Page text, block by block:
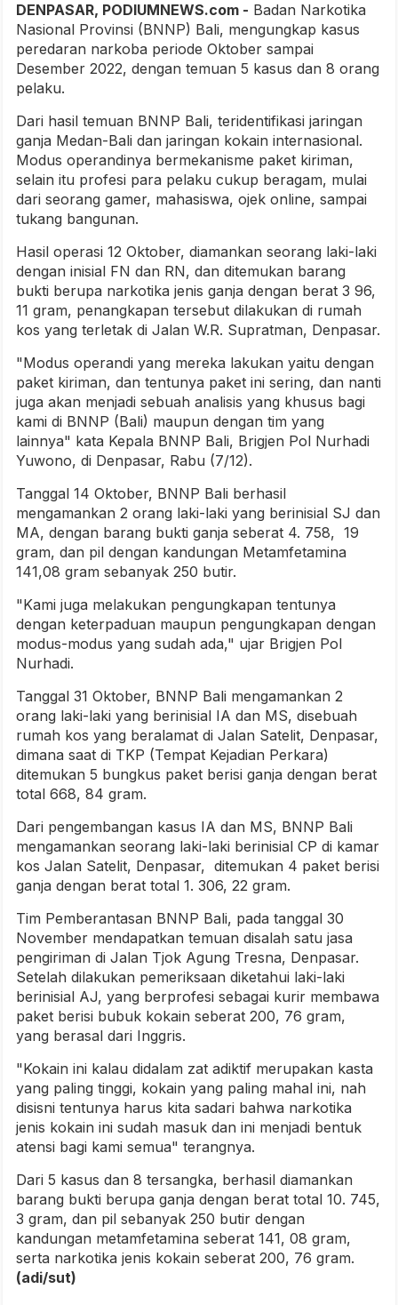
DENPASAR, PODIUMNEWS.com - Badan Narkotika
Nasional Provinsi (BNNP) Bali, mengungkap kasus
peredaran narkoba periode Oktober sampai
Desember 2022, dengan temuan 5 kasus dan 8 orang
pelaku.
Dari hasil temuan BNNP Bali, teridentifikasi jaringan
ganja Medan-Bali dan jaringan kokain internasional.
Modus operandinya bermekanisme paket kiriman,
selain itu profesi para pelaku cukup beragam, mulai
dari seorang gamer, mahasiswa, ojek online, sampai
tukang bangunan.
Hasil operasi 12 Oktober, diamankan seorang laki-laki
dengan inisial FN dan RN, dan ditemukan barang
bukti berupa narkotika jenis ganja dengan berat 3 96,
11 gram, penangkapan tersebut dilakukan di rumah
kos yang terletak di Jalan W.R. Supratman, Denpasar.
"Modus operandi yang mereka lakukan yaitu dengan
paket kiriman, dan tentunya paket ini sering, dan nanti
juga akan menjadi sebuah analisis yang khusus bagi
kami di BNNP (Bali) maupun dengan tim yang
lainnya" kata Kepala BNNP Bali, Brigjen Pol Nurhadi
Yuwono, di Denpasar, Rabu (7/12).
Tanggal 14 Oktober, BNNP Bali berhasil
mengamankan 2 orang laki-laki yang berinisial SJ dan
MA, dengan barang bukti ganja seberat 4. 758, 19
gram, dan pil dengan kandungan Metamfetamina
141,08 gram sebanyak 250 butir.
"Kami juga melakukan pengungkapan tentunya
dengan keterpaduan maupun pengungkapan dengan
modus-modus yang sudah ada," ujar Brigjen Pol
Nurhadi.
Tanggal 31 Oktober, BNNP Bali mengamankan 2
orang laki-laki yang berinisial IA dan MS, disebuah
rumah kos yang beralamat di Jalan Satelit, Denpasar,
dimana saat di TKP (Tempat Kejadian Perkara)
ditemukan 5 bungkus paket berisi ganja dengan berat
total 668, 84 gram.
Dari pengembangan kasus IA dan MS, BNNP Bali
mengamankan seorang laki-laki berinisial CP di kamar
kos Jalan Satelit, Denpasar, ditemukan 4 paket berisi
ganja dengan berat total 1. 306, 22 gram.
Tim Pemberantasan BNNP Bali, pada tanggal 30
November mendapatkan temuan disalah satu jasa
pengiriman di Jalan Tjok Agung Tresna, Denpasar.
Setelah dilakukan pemeriksaan diketahui laki-laki
berinisial AJ, yang berprofesi sebagai kurir membawa
paket berisi bubuk kokain seberat 200, 76 gram,
yang berasal dari Inggris.
"Kokain ini kalau didalam zat adiktif merupakan kasta
yang paling tinggi, kokain yang paling mahal ini, nah
disisni tentunya harus kita sadari bahwa narkotika
jenis kokain ini sudah masuk dan ini menjadi bentuk
atensi bagi kami semua" terangnya.
Dari 5 kasus dan 8 tersangka, berhasil diamankan
barang bukti berupa ganja dengan berat total 10. 745,
3 gram, dan pil sebanyak 250 butir dengan
kandungan metamfetamina seberat 141, 08 gram,
serta narkotika jenis kokain seberat 200, 76 gram.
(adi/sut)